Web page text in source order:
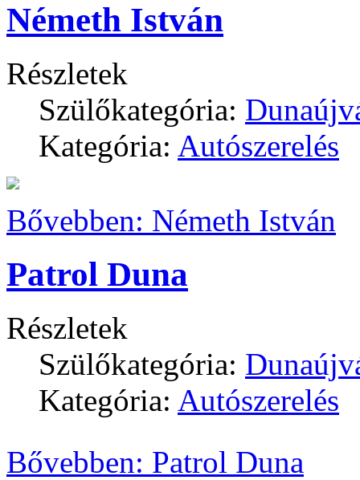
Németh István
Részletek
Szülőkategória:
Kategória: Autószerelés
Bővebben: Németh István
Patrol Duna
Részletek
Szülőkategória:
Kategória: Autószerelés
Bővebben: Patrol Duna